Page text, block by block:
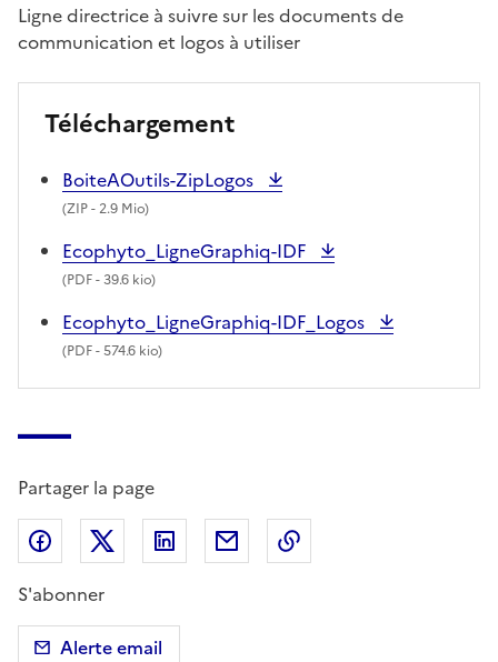
Ligne directrice à suivre sur les documents de
communication et logos à utiliser
Téléchargement
BoiteAOutils-ZipLogos
(ZIP- 2.9 Mio)
Ecophyto_LigneGraphiq-IDF
(PDF- 39.6 kio)
Ecophyto_LigneGraphiq-IDF_Logos
(PDF- 574.6 kio)
Partager la page
Partager sur Facebook
Partager sur X (anciennement Twitter)
Partager sur LinkedIn
Partager par email
S'abonner
Alerte email